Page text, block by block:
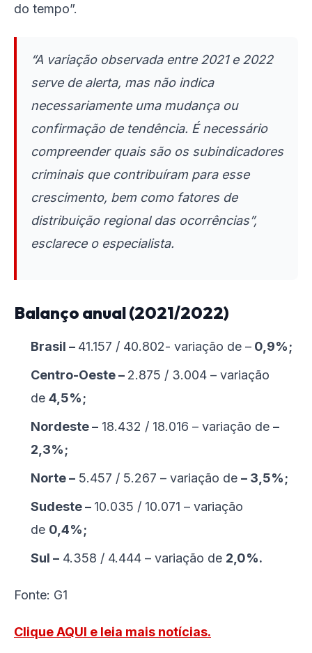
do tempo”.
“A variação observada entre 2021 e 2022
serve de alerta, mas não indica
necessariamente uma mudança ou
confirmação de tendência. É necessário
compreender quais são os subindicadores
criminais que contribuíram para esse
crescimento, bem como fatores de
distribuição regional das ocorrências”,
esclarece o especialista.
Balanço anual (2021/2022)
Brasil – 41.157 / 40.802- variação de – 0,9%;
Centro-Oeste – 2.875 / 3.004 – variação
de 4,5%;
Nordeste – 18.432 / 18.016 – variação de –
2,3%;
Norte – 5.457 / 5.267 – variação de – 3,5%;
Sudeste – 10.035 / 10.071 – variação
de 0,4%;
Sul – 4.358 / 4.444 – variação de 2,0%.
Fonte: G1
Clique AQUI e leia mais notícias.